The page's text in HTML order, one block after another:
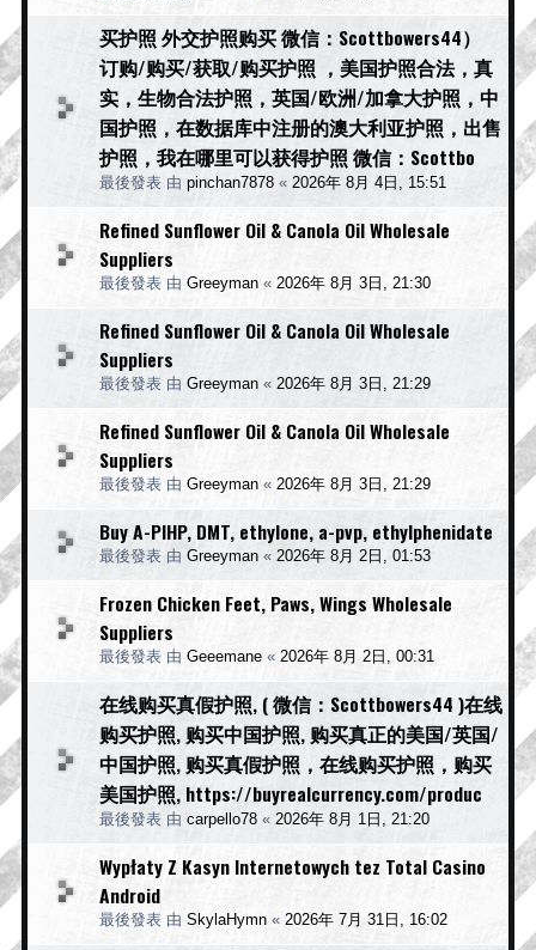
买护照 外交护照购买 微信：Scottbowers44）
订购/购买/获取/购买护照 ，美国护照合法，真
实，生物合法护照，英国/欧洲/加拿大护照，中
国护照，在数据库中注册的澳大利亚护照，出售
护照，我在哪里可以获得护照 微信：Scottbo
最後發表 由 pinchan7878 « 2026年 8月 4日, 15:51
Refined Sunflower Oil & Canola Oil Wholesale
Suppliers
最後發表 由 Greeyman « 2026年 8月 3日, 21:30
Refined Sunflower Oil & Canola Oil Wholesale
Suppliers
最後發表 由 Greeyman « 2026年 8月 3日, 21:29
Refined Sunflower Oil & Canola Oil Wholesale
Suppliers
最後發表 由 Greeyman « 2026年 8月 3日, 21:29
Buy A-PIHP, DMT, ethylone, a-pvp, ethylphenidate
最後發表 由 Greeyman « 2026年 8月 2日, 01:53
Frozen Chicken Feet, Paws, Wings Wholesale
Suppliers
最後發表 由 Geeemane « 2026年 8月 2日, 00:31
在线购买真假护照, ( 微信：Scottbowers44 )在线
购买护照, 购买中国护照, 购买真正的美国/英国/
中国护照, 购买真假护照，在线购买护照，购买
美国护照, https://buyrealcurrency.com/produc
最後發表 由 carpello78 « 2026年 8月 1日, 21:20
Wypłaty Z Kasyn Internetowych tez Total Casino
Android
最後發表 由 SkylaHymn « 2026年 7月 31日, 16:02